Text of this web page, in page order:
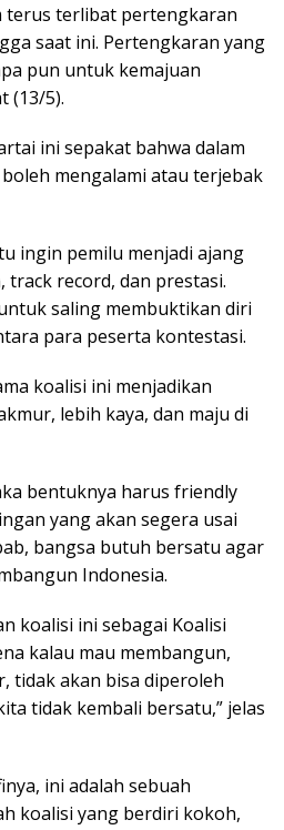
terus terlibat pertengkaran
saat ini. Pertengkaran yang
pun untuk kemajuan
(13/5).
ini sepakat bahwa dalam
mengalami atau terjebak
ingin pemilu menjadi ajang
track record, dan prestasi.
saling membuktikan diri
para peserta kontestasi.
koalisi ini menjadikan
lebih kaya, dan maju di
bentuknya harus friendly
yang akan segera usai
bangsa butuh bersatu agar
Indonesia.
koalisi ini sebagai Koalisi
kalau mau membangun,
tidak akan bisa diperoleh
tidak kembali bersatu,” jelas
ini adalah sebuah
koalisi yang berdiri kokoh,